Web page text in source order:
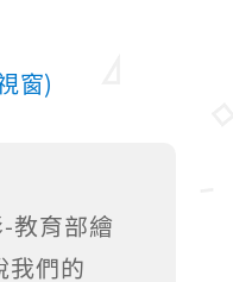
窗)
教育部繪
我們的